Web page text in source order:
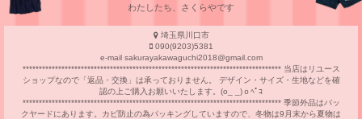
わたしたち、さくらやです
埼玉県川口市
090(9203)5381
e-mail sakurayakawaguchi2018@gmail.com
******************************************************************************** 当店はリユース
ショップなので「返品・交換」は承っておりません。 デザイン・サイズ・生地などを確
認の上ご購入お願いいたします。(o_ _)ｏﾍﾟｺ
******************************************************************************** 季節外品はバッ
クヤードにあります。カビ防止の為パッキングしていますので、冬物は9月末から夏物は